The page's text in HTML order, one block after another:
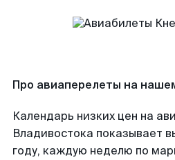
Про авиаперелеты на
Календарь низких цен на
Владивостока показывает
году, каждую неделю по